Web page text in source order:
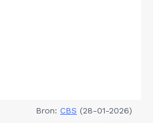
Bron: CBS (28-01-2026)